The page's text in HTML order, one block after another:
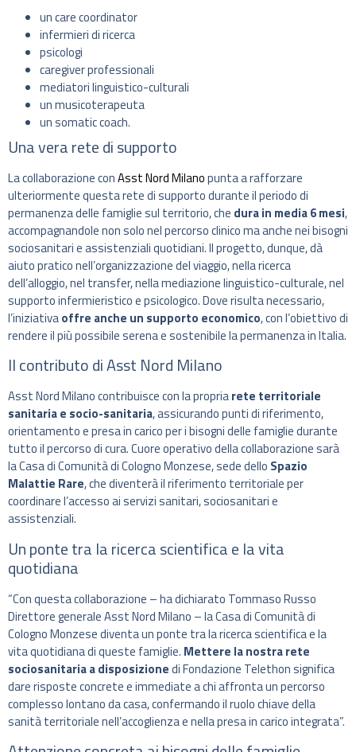
un care coordinator
infermieri di ricerca
psicologi
caregiver professionali
mediatori linguistico-culturali
un musicoterapeuta
un somatic coach.
Una vera rete di supporto
La collaborazione conAsst Nord Milanopunta a rafforzare
ulteriormente questa rete di supporto durante il periodo di
permanenza delle famiglie sul territorio, che dura in media 6 mesi,
accompagnandole non solo nel percorso clinico ma anche nei bisogni
sociosanitari e assistenziali quotidiani. Il progetto, dunque, dà
aiuto pratico nell’organizzazione del viaggio, nella ricerca
dell’alloggio, nel transfer, nella mediazione linguistico-culturale, nel
supporto infermieristico e psicologico. Dove risulta necessario,
l’iniziativaoffre anche un supporto economico, con l’obiettivo di
rendere il più possibile serena e sostenibile la permanenza in Italia.
Il contributo di Asst Nord Milano
Asst Nord Milano contribuisce con la propriarete territoriale
sanitaria e socio-sanitaria, assicurando punti di riferimento,
orientamento e presa in carico per i bisogni delle famiglie durante
tutto il percorso di cura. Cuore operativo della collaborazione sarà
la Casa di Comunità di Cologno Monzese, sede dello Spazio
Malattie Rare, che diventerà il riferimento territoriale per
coordinare l’accesso ai servizi sanitari, sociosanitari e
assistenziali.
Un ponte tra la ricerca scientifica e la vita
quotidiana
“Con questa collaborazione – ha dichiarato Tommaso Russo
Direttore generale Asst Nord Milano – la Casa di Comunità di
Cologno Monzese diventa un ponte tra la ricerca scientifica e la
vita quotidiana di queste famiglie. Mettere la nostra rete
sociosanitaria a disposizionedi Fondazione Telethon significa
dare risposte concrete e immediate a chi affronta un percorso
complesso lontano da casa, confermando il ruolo chiave della
sanità territoriale nell’accoglienza e nella presa in carico integrata”.